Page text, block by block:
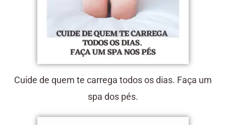
Cuide de quem te carrega todos os dias. Faça um
spa dos pés.